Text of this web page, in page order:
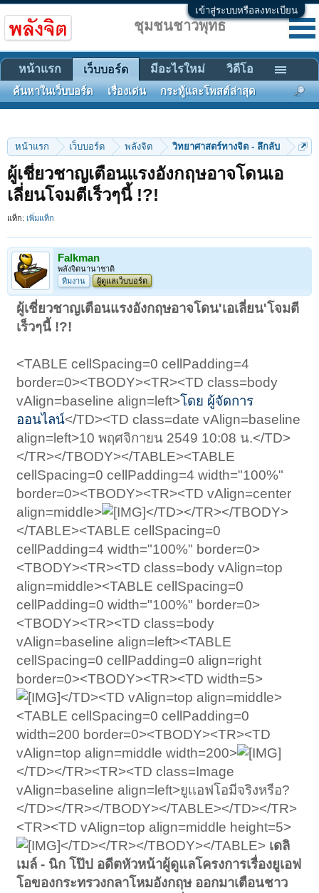
เข้าสู่ระบบหรือลงทะเบียน
หน้าแรก เว็บบอร์ด พลังจิต วิทยาศาสตร์ทางจิต - ลึกลับ
ผู้เชี่ยวชาญเตือนแรงอังกฤษอาจโดนเอ
เลี่ยนโจมตีเร็วๆนี้ !?!
แท็ก: เพิ่มแท็ก
Falkman
พลังจิตนานาชาติ
ทีมงาน
ผู้ดูแลเว็บบอร์ด
ผู้เชี่ยวชาญเตือนแรงอังกฤษอาจโดน'เอเลี่ยน'โจมตี
เร็วๆนี้ !?!
<TABLE cellSpacing=0 cellPadding=4
border=0><TBODY><TR><TD class=body
vAlign=baseline align=left>โดย ผู้จัดการ
ออนไลน์</TD><TD class=date vAlign=baseline
align=left>10 พฤศจิกายน 2549 10:08 น.</TD>
</TR></TBODY></TABLE><TABLE
cellSpacing=0 cellPadding=4 width="100%"
border=0><TBODY><TR><TD vAlign=center
align=middle>
</TD></TR></TBODY>
</TABLE><TABLE cellSpacing=0
cellPadding=4 width="100%" border=0>
<TBODY><TR><TD class=body vAlign=top
align=middle><TABLE cellSpacing=0
cellPadding=0 width="100%" border=0>
<TBODY><TR><TD class=body
vAlign=baseline align=left><TABLE
cellSpacing=0 cellPadding=0 align=right
border=0><TBODY><TR><TD width=5>
</TD><TD vAlign=top align=middle>
<TABLE cellSpacing=0 cellPadding=0
width=200 border=0><TBODY><TR><TD
vAlign=top align=middle width=200>
</TD></TR><TR><TD class=Image
vAlign=baseline align=left>ยูเเอฟโอมีจริงหรือ?
</TD></TR></TBODY></TABLE></TD></TR>
<TR><TD vAlign=top align=middle height=5>
</TD></TR></TBODY></TABLE> เดลิ
เมล์ - นิก โป๊ป อดีตหัวหน้าผู้ดูแลโครงการเรื่องยูเอฟ
โอของกระทรวงกลาโหมอังกฤษ ออกมาเตือนชาว
ชุมชนชาวพุทธ
หน้าแรก เว็บบอร์ด
ค้นหาในเว็บบอร์ด เรื่องเด่น กระทู้และโพสต์ล่าสุด
มีอะไรใหม่ วิดีโอ